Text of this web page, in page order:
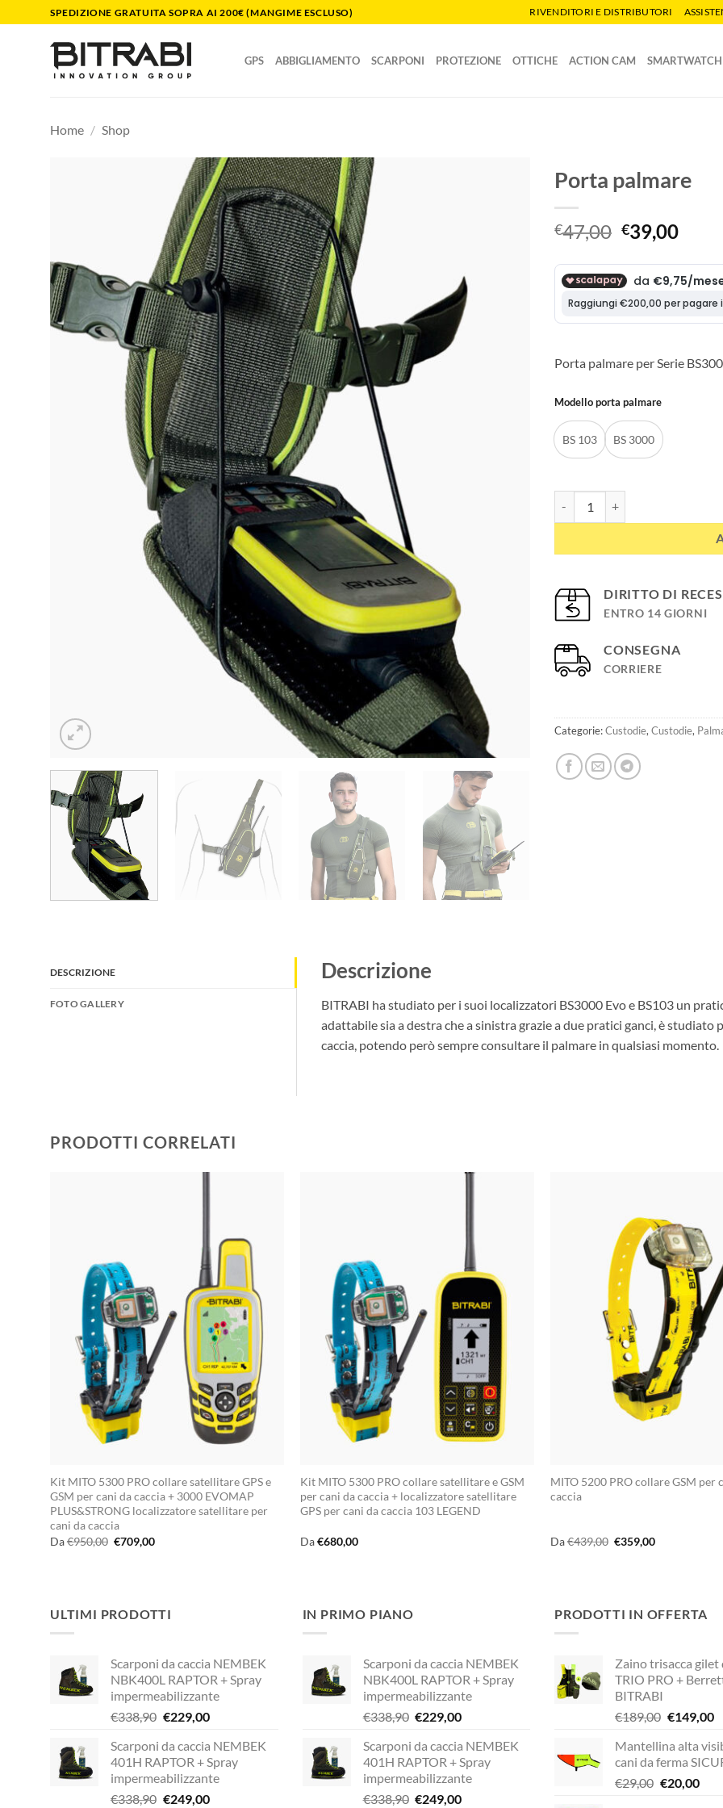
ai
contenuti
SPEDIZIONE GRATUITA SOPRA AI 200€ (MANGIME ESCLUSO) RIVENDITORI E DISTRIBUTORI
GPS ABBIGLIAMENTO SCARPONI PROTEZIONE OTTICHE ACTION CAM SMARTWATCH
Home / Shop
Porta palmare
€47,00 Il
prezzo
originale
era:
€47,00.
€39,00Il
è:
Porta palmare per Serie
Modello porta palmare
BS 103 BS 3000
DIRITTO DI
ENTRO 14 GIORNI
CONSEGNA
CORRIERE
Categorie:Custodie,Custodie,
DESCRIZIONE
FOTO GALLERY
Descrizione
BITRABI ha studiato per i suoi localizzatori BS3000 Evo e BS103 un
adattabile sia a destra che a sinistra grazie a due pratici ganci, è
caccia, potendo però sempre consultare il palmare in qualsiasi momento.
PRODOTTI CORRELATI
Kit MITO 5300 PRO collare satellitare GPS e
GSM per cani da caccia + 3000 EVOMAP
PLUS&STRONG localizzatore satellitare per
cani da caccia
Da€950,00 Il
prezzo
€709,00Il
Kit MITO 5300 PRO collare satellitare e GSM
per cani da caccia + localizzatore satellitare
GPS per cani da caccia 103 LEGEND
Da€680,00
MITO 5200 PRO collare GSM per
caccia
Da€439,00 Il
prezzo
€359,00Il
ULTIMI PRODOTTI
Scarponi da caccia NEMBEK
NBK400L RAPTOR + Spray
impermeabilizzante
€338,90 Il
originale
era:
€338,90.
€229,00Il
attuale
è:
€229,00.
Scarponi da caccia NEMBEK
401H RAPTOR + Spray
impermeabilizzante
€338,90 Il
€249,00Il
IN PRIMO PIANO
Scarponi da caccia NEMBEK
NBK400L RAPTOR + Spray
impermeabilizzante
€338,90 Il
originale
era:
€338,90.
€229,00Il
attuale
è:
€229,00.
Scarponi da caccia NEMBEK
401H RAPTOR + Spray
impermeabilizzante
€338,90 Il
€249,00Il
PRODOTTI IN OFFERTA
Zaino trisacca gilet
TRIO PRO +
BITRABI
€189,00 Il
originale
era:
€189,00.
€149,00Il
è:
Mantellina alta
cani da ferma
€29,00 Il
€20,00Il